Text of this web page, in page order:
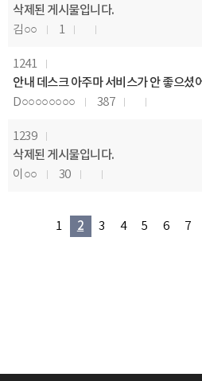
삭제된 게시물입니다.
김○○ 1
1241
안내 데스크 아주마 서비스가 안 좋으셨
D○○○○○○○○ 387
1239
삭제된 게시물입니다.
이○○ 30
1 2 3 4 5 6 7